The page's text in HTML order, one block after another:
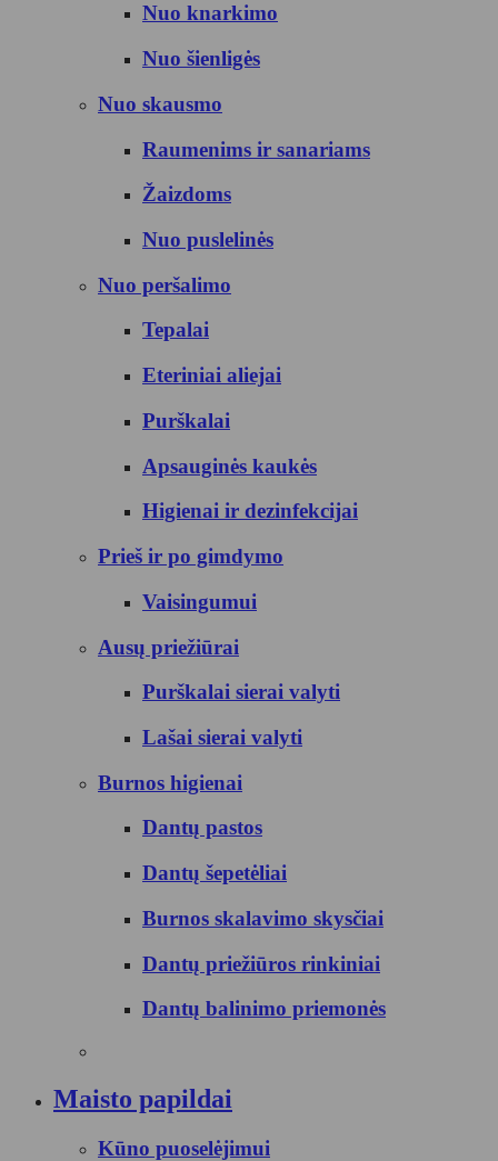
Nuo knarkimo
Nuo šienligės
Nuo skausmo
Raumenims ir sanariams
Žaizdoms
Nuo puslelinės
Nuo peršalimo
Tepalai
Eteriniai aliejai
Purškalai
Apsauginės kaukės
Higienai ir dezinfekcijai
Prieš ir po gimdymo
Vaisingumui
Ausų priežiūrai
Purškalai sierai valyti
Lašai sierai valyti
Burnos higienai
Dantų pastos
Dantų šepetėliai
Burnos skalavimo skysčiai
Dantų priežiūros rinkiniai
Dantų balinimo priemonės
Maisto papildai
Kūno puoselėjimui